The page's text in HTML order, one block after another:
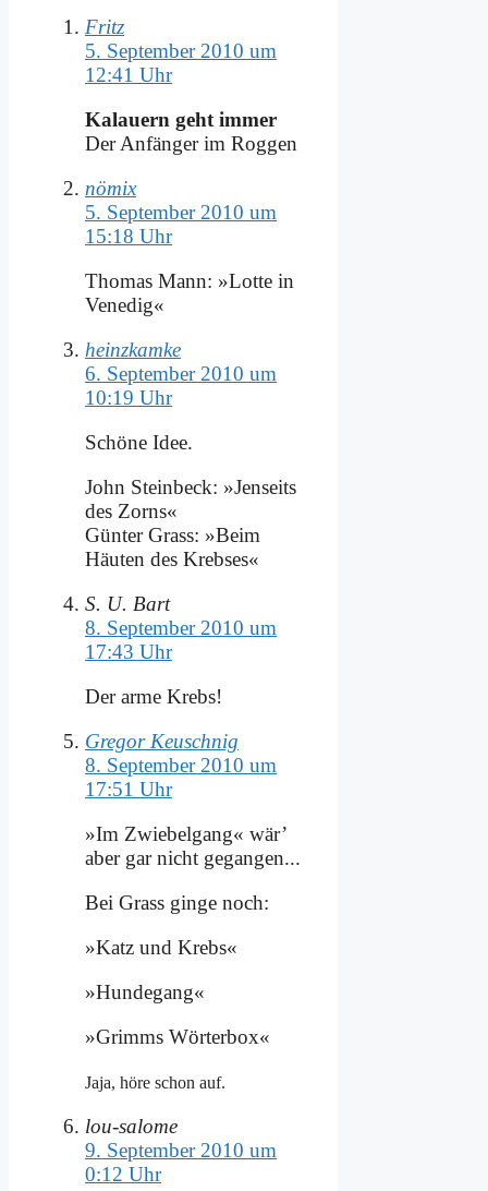
Fritz
5. September 2010 um
12:41 Uhr
Ka­lau­ern geht im­mer
Der An­fän­ger im Rog­gen
nömix
5. September 2010 um
15:18 Uhr
Tho­mas Mann: »Lot­te in
Ve­ne­dig«
heinzkamke
6. September 2010 um
10:19 Uhr
Schö­ne Idee.
John Stein­beck: »Jen­seits
des Zorns«
Gün­ter Grass: »Beim
Häu­ten des Kreb­ses«
S. U. Bart
8. September 2010 um
17:43 Uhr
Der ar­me Krebs!
Gregor Keuschnig
8. September 2010 um
17:51 Uhr
»Im Zwie­bel­gang« wär’
aber gar nicht ge­gan­gen...
Bei Grass gin­ge noch:
»Katz und Krebs«
»Hun­de­gang«
»Grimms Wör­ter­box«
Ja­ja, hö­re schon auf.
lou-salome
9. September 2010 um
0:12 Uhr